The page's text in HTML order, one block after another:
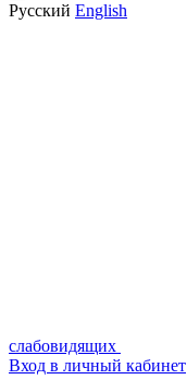
Русский English
слабовидящих
Вход в личный кабинет